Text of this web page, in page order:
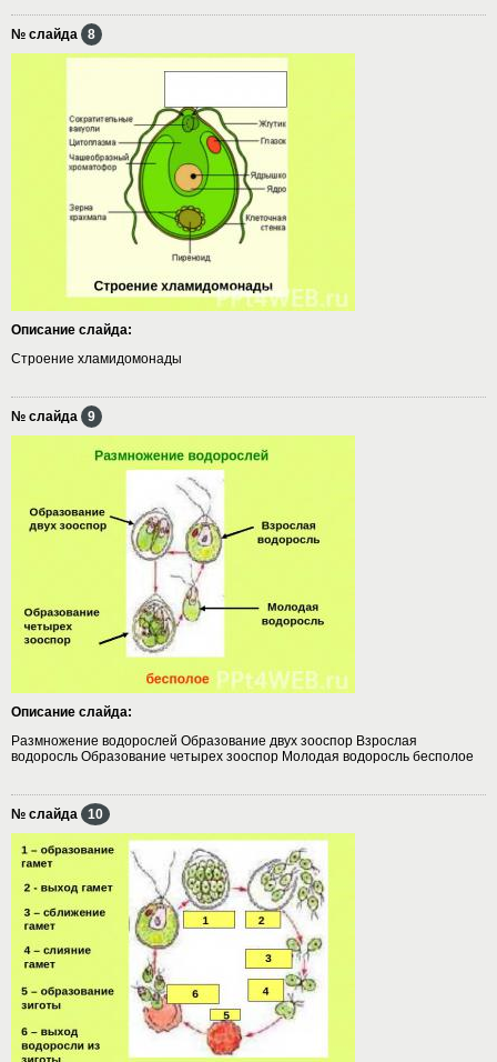
№ слайда 8
Описание слайда:
Строение хламидомонады
№ слайда 9
Описание слайда:
Размножение водорослей Образование двух зооспор Взрослая
водоросль Образование четырех зооспор Молодая водоросль бесполое
№ слайда 10